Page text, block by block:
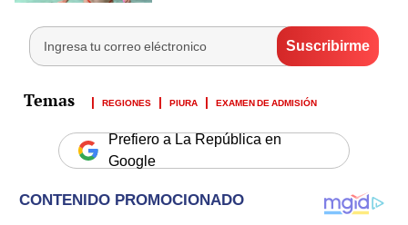
REGIONES PIURA EXAMEN DE ADMISIÓN
Prefiero a La República en
Google